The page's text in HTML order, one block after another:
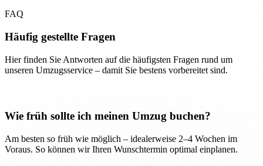
FAQ
Häufig gestellte Fragen
Hier finden Sie Antworten auf die häufigsten Fragen rund um
unseren Umzugsservice – damit Sie bestens vorbereitet sind.
Wie früh sollte ich meinen Umzug buchen?
Am besten so früh wie möglich – idealerweise 2–4 Wochen im
Voraus. So können wir Ihren Wunschtermin optimal einplanen.